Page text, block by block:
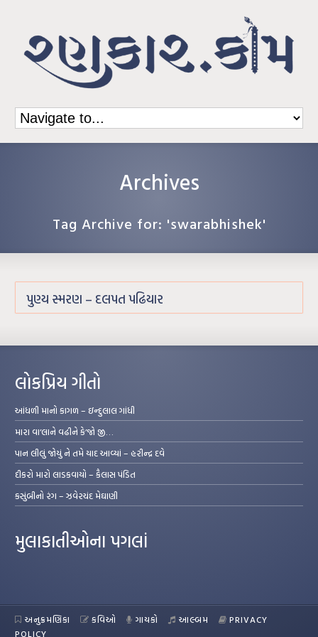
Archives
Tag Archive for: 'swarabhishek'
પુણ્ય સ્મરણ – દલપત પઢિયાર
લોકપ્રિય ગીતો
આંધળી માનો કાગળ – ઇન્દુલાલ ગાંધી
મારા વા’લાને વઢીને કે’જો જી…
પાન લીલું જોયું ને તમે યાદ આવ્યાં – હરીન્દ્ર દવે
દીકરો મારો લાડકવાયો – કૈલાસ પંડિત
કસુંબીનો રંગ – ઝવેરચંદ મેઘાણી
મુલાકાતીઓના પગલાં
અનુક્રમણિકા કવિઓ ગાયકો આલ્બમ
PRIVACY
POLICY